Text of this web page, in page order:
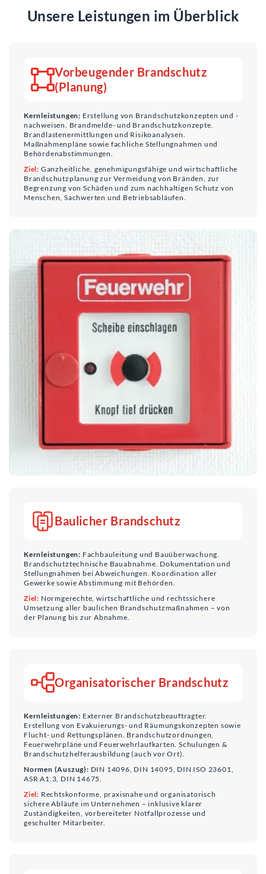
Unsere Leistungen im Überblick
Vorbeugender Brandschutz
(Planung)
Kernleistungen: Erstellung von Brandschutzkonzepten und -
nachweisen. Brandmelde- und Brandschutzkonzepte.
Brandlastenermittlungen und Risikoanalysen.
Maßnahmenpläne sowie fachliche Stellungnahmen und
Behördenabstimmungen.
Ziel: Ganzheitliche, genehmigungsfähige und wirtschaftliche
Brandschutzplanung zur Vermeidung von Bränden, zur
Begrenzung von Schäden und zum nachhaltigen Schutz von
Menschen, Sachwerten und Betriebsabläufen.
Baulicher Brandschutz
Kernleistungen: Fachbauleitung und Bauüberwachung.
Brandschutztechnische Bauabnahme. Dokumentation und
Stellungnahmen bei Abweichungen. Koordination aller
Gewerke sowie Abstimmung mit Behörden.
Ziel: Normgerechte, wirtschaftliche und rechtssichere
Umsetzung aller baulichen Brandschutzmaßnahmen – von
der Planung bis zur Abnahme.
Organisatorischer Brandschutz
Kernleistungen: Externer Brandschutzbeauftragter.
Erstellung von Evakuierungs- und Räumungskonzepten sowie
Flucht- und Rettungsplänen. Brandschutzordnungen,
Feuerwehrpläne und Feuerwehrlaufkarten. Schulungen &
Brandschutzhelferausbildung (auch vor Ort).
Normen (Auszug): DIN 14096, DIN 14095, DIN ISO 23601,
ASR A1.3, DIN 14675.
Ziel: Rechtskonforme, praxisnahe und organisatorisch
sichere Abläufe im Unternehmen – inklusive klarer
Zuständigkeiten, vorbereiteter Notfallprozesse und
geschulter Mitarbeiter.